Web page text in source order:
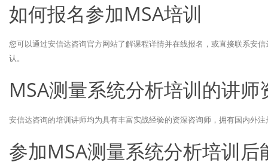
如何报名参加MSA培训
您可以通过安信达咨询官方网站了解课程详情并在线报名，或直接联系安
认。
MSA测量系统分析培训的讲师
安信达咨询的培训讲师均为具有丰富实战经验的资深咨询师，拥有国内外
参加MSA测量系统分析培训